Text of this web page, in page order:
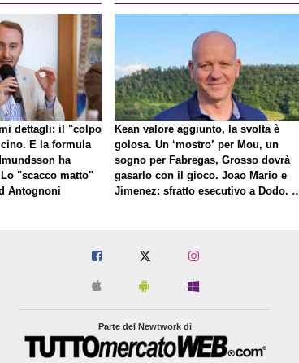
dettagli: il "colpo
E la formula
ha
"scacco matto"
Antognoni
Kean valore aggiunto, la svolta è
golosa. Un ‘mostro’ per Mou, un
sogno per Fabregas, Grosso dovrà
gasarlo con il gioco. Joao Mario e
Jimenez: sfratto esecutivo a Dodo. E
Parte del Newtwork di